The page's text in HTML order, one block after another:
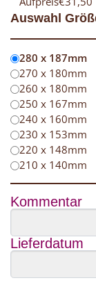
Auswahl
280 x 187mm
270 x 180mm
260 x 180mm
250 x 167mm
240 x 160mm
230 x 153mm
220 x 148mm
210 x 140mm
Kommentar
Lieferdatum